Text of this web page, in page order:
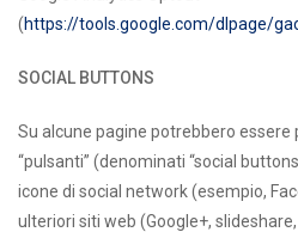
(https://tools.google.com/dlpage/
SOCIAL BUTTONS
Su alcune pagine potrebbero essere
“pulsanti” (denominati “social
icone di social network (esempio,
ulteriori siti web (Google+,